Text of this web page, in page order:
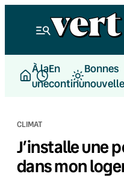
À la
une
En
continu
Bonnes
CLIMAT
J’installe une
dans mon